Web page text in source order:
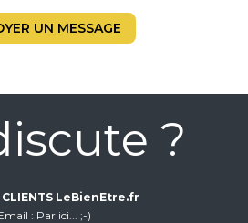
UN MESSAGE
?
CLIENTS LeBienEtre.fr
Par ici... ;-)